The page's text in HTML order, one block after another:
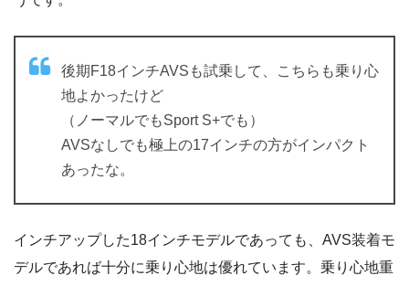
後期F18インチAVSも試乗して、こちらも乗り心
地よかったけど
（ノーマルでもSport S+でも）
AVSなしでも極上の17インチの方がインパクト
あったな。
インチアップした18インチモデルであっても、AVS装着モ
デルであれば十分に乗り心地は優れています。乗り心地重